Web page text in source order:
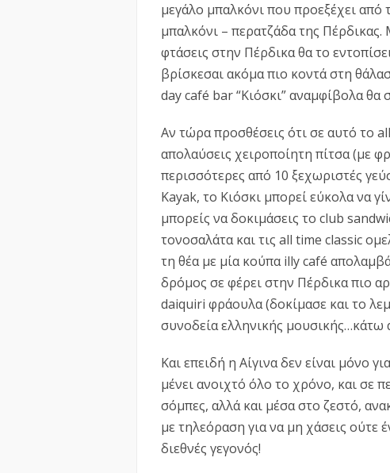
μεγάλο μπαλκόνι που προεξέχει από
μπαλκόνι – περατζάδα της
φτάσεις στην Πέρδικα θα το
βρίσκεσαι ακόμα πιο κοντά στη
day café bar “Κιόσκι” αναμφίβολα θα
Αν τώρα προσθέσεις ότι σε αυτό το
απολαύσεις χειροποίητη πίτσα (με
περισσότερες από 10 ξεχωριστές
Kayak, το Κιόσκι μπορεί εύκολα να
μπορείς να δοκιμάσεις το club
τονοσαλάτα και τις all time classic
τη θέα με μία κούπα illy café
δρόμος σε φέρει στην Πέρδικα πιο
daiquiri φράουλα (δοκίμασε και το
συνοδεία ελληνικής μουσικής…κάτω
Και επειδή η Αίγινα δεν είναι μόνο
μένει ανοιχτό όλο το χρόνο, και σε
σόμπες, αλλά και μέσα στο ζεστό,
με τηλεόραση για να μη χάσεις ούτε
διεθνές γεγονός!